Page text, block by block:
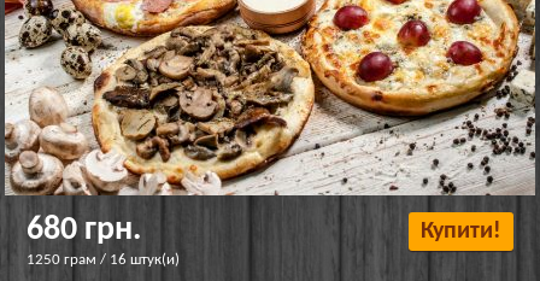
680 грн.
1250 грам / 16 штук(и)
Купити!